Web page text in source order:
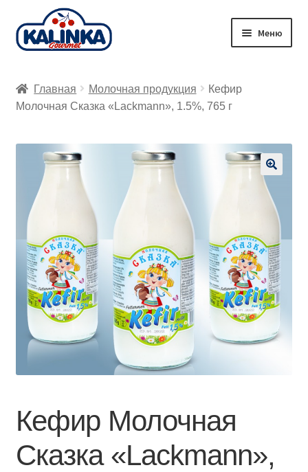
Перейти
к
Перейти
к
Меню
Заказ онлайн
Магазины
Доставка
Корзина
Главная Молочная продукция
Кефир
Молочная Сказка «Lackmann», 1.5%, 765 г
🔍
Кефир Молочная
Сказка «Lackmann»,